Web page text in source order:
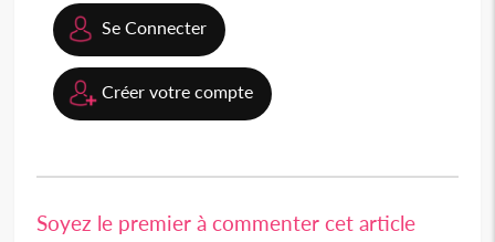
Se Connecter
Créer votre compte
Soyez le premier à commenter cet article